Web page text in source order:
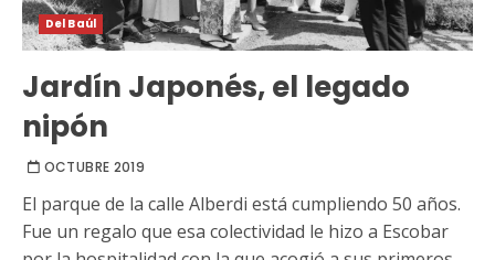
Del Baúl
Jardín Japonés, el legado
nipón
OCTUBRE 2019
El parque de la calle Alberdi está cumpliendo 50 años.
Fue un regalo que esa colectividad le hizo a Escobar